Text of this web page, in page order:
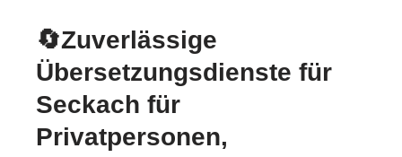
🔄Zuverlässige
Übersetzungsdienste für
Seckach für
Privatpersonen,